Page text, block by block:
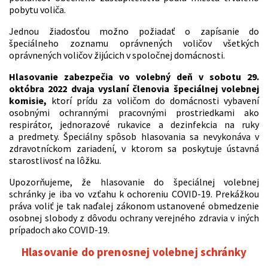
pobytu voliča.
Jednou žiadosťou možno požiadať o zapísanie do
špeciálneho zoznamu oprávnených voličov všetkých
oprávnených voličov žijúcich v spoločnej domácnosti.
Hlasovanie zabezpečia vo volebný deň v sobotu 29.
októbra 2022 dvaja vyslaní členovia špeciálnej volebnej
komisie, ktorí prídu za voličom do domácnosti vybavení
osobnými ochrannými pracovnými prostriedkami ako
respirátor, jednorazové rukavice a dezinfekcia na ruky
a predmety. Špeciálny spôsob hlasovania sa nevykonáva v
zdravotníckom zariadení, v ktorom sa poskytuje ústavná
starostlivosť na lôžku.
Upozorňujeme, že hlasovanie do špeciálnej volebnej
schránky je iba vo vzťahu k ochoreniu COVID-19. Prekážkou
práva voliť je tak naďalej zákonom ustanovené obmedzenie
osobnej slobody z dôvodu ochrany verejného zdravia v iných
prípadoch ako COVID-19.
Hlasovanie do prenosnej volebnej schránky